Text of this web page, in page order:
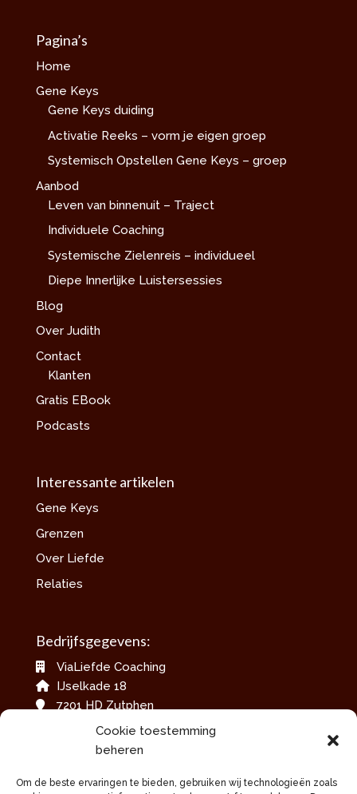
Cookie toestemming
beheren
Om de beste ervaringen te bieden, gebruiken wij technologieën zoals
Pagina’s
Home
Gene Keys
Gene Keys duiding
Activatie Reeks – vorm je eigen groep
Systemisch Opstellen Gene Keys – groep
Aanbod
Leven van binnenuit – Traject
Individuele Coaching
Systemische Zielenreis – individueel
Diepe Innerlijke Luistersessies
Blog
Over Judith
Contact
Klanten
Gratis EBook
Podcasts
Interessante artikelen
Gene Keys
Grenzen
Over Liefde
Relaties
Bedrijfsgegevens:
ViaLiefde Coaching
IJselkade 18
7201 HD Zutphen
06-42079717
info@vialiefdecoaching.nl